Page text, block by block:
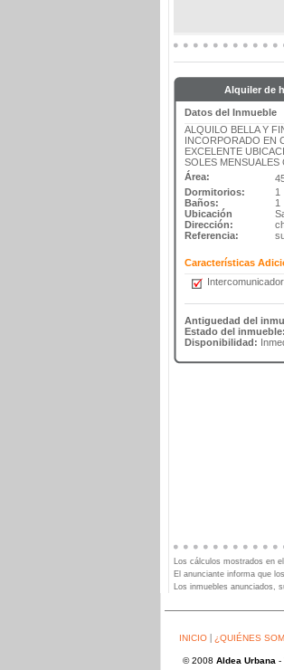
Alquiler de
Datos del Inmueble
ALQUILO BELLA Y
INCORPORADO EN
EXCELENTE
SOLES MENSUALES
Área:
Dormitorios:
1
Baños:
1
Ubicación
Dirección:
Referencia:
Características
Intercomunicador
Antiguedad del
Estado del inmueble:
Disponibilidad:
Los cálculos mostrados en
El anunciante informa que
Los inmuebles anunciados,
INICIO | ¿QUIÉNES
© 2008 Aldea Urbana -